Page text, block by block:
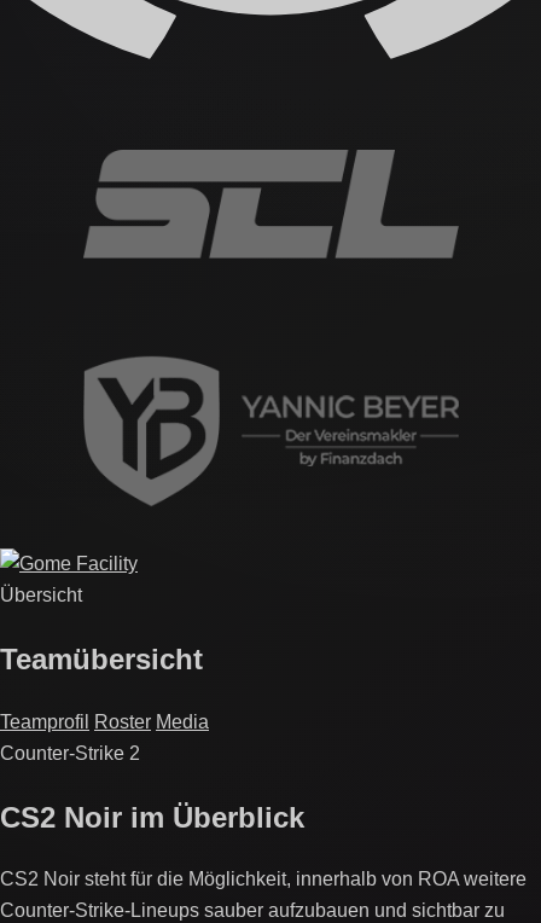
Übersicht
Teamübersicht
Teamprofil Roster Media
Counter-Strike 2
CS2 Noir im Überblick
CS2 Noir steht für die Möglichkeit, innerhalb von ROA weitere
Counter-Strike-Lineups sauber aufzubauen und sichtbar zu